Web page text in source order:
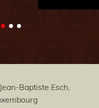
Baptiste Esch,